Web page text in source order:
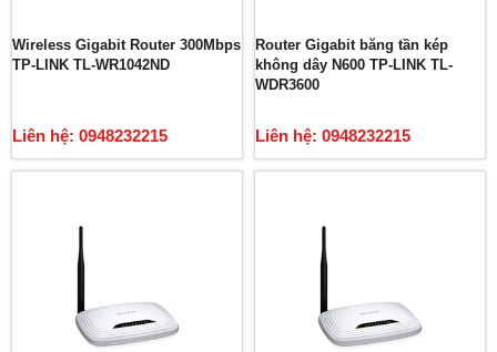
Wireless Gigabit Router 300Mbps
TP-LINK TL-WR1042ND
Liên hệ: 0948232215
Router Gigabit băng tần kép
không dây N600 TP-LINK TL-
WDR3600
Liên hệ: 0948232215